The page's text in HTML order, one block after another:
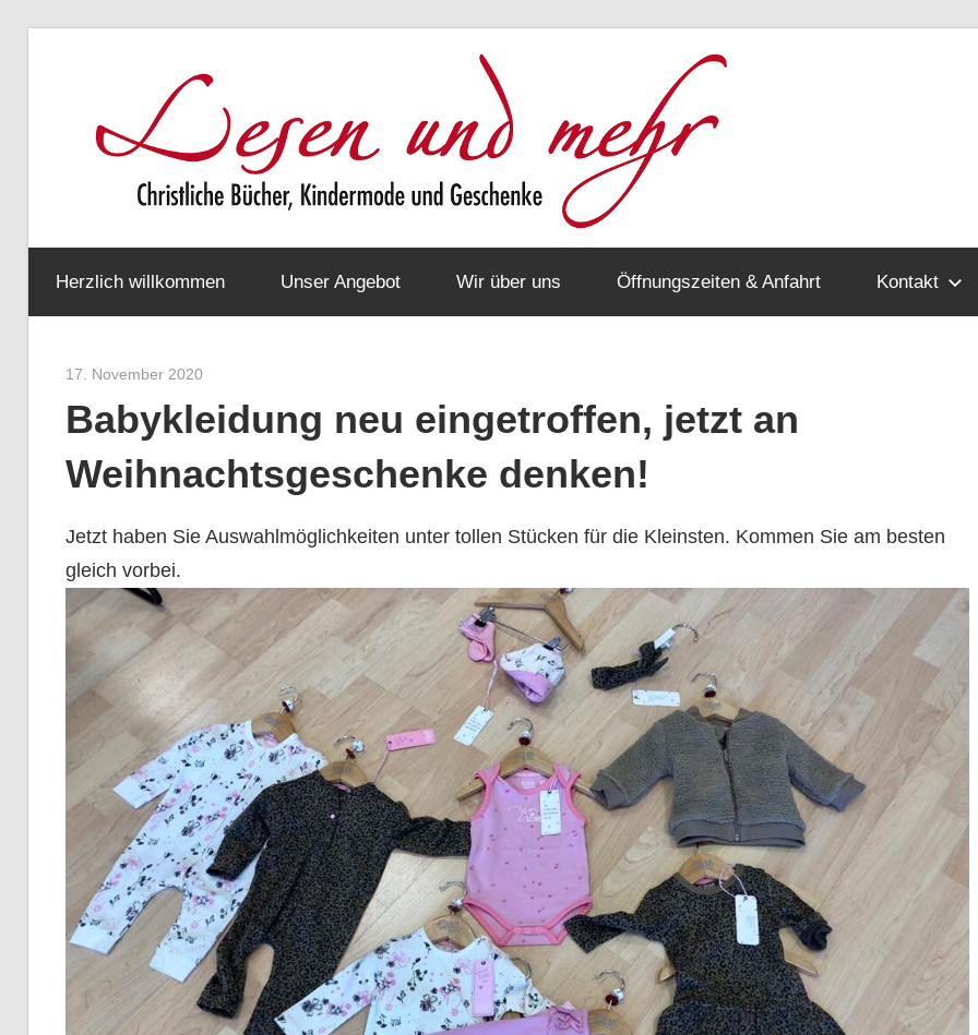
mehr
Christliche
Bücher,
Kindermode
Geschenke
Herzlich willkommen Unser Angebot Wir über uns Öffnungszeiten & Anfahrt Kontakt
17. November 2020
Babykleidung neu eingetroffen, jetzt an
Weihnachtsgeschenke denken!
Jetzt haben Sie Auswahlmöglichkeiten unter tollen Stücken für die Kleinsten. Kommen Sie am besten
gleich vorbei.